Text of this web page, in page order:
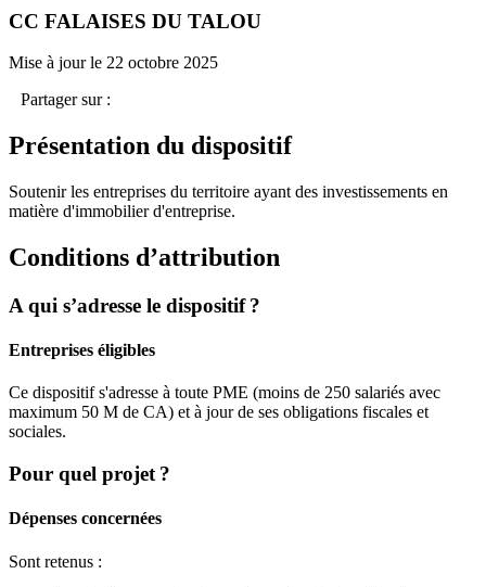
CC FALAISES DU TALOU
Mise à jour le 22 octobre 2025
Partager sur :
Présentation du dispositif
Soutenir les entreprises du territoire ayant des investissements en
matière d'immobilier d'entreprise.
Conditions d’attribution
A qui s’adresse le dispositif ?
Entreprises éligibles
Ce dispositif s'adresse à toute PME (moins de 250 salariés avec
maximum 50 M de CA) et à jour de ses obligations fiscales et
sociales.
Pour quel projet ?
Dépenses concernées
Sont retenus :